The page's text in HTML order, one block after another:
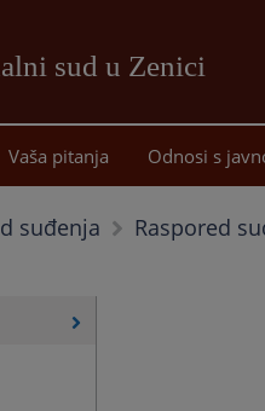
sud u Zenici
Vaša pitanja Odnosi s
suđenja Raspored